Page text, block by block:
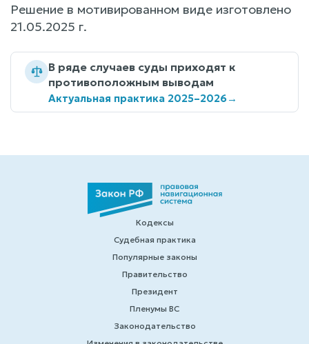
Решение в мотивированном виде изготовлено
21.05.2025 г.
В ряде случаев суды приходят к
противоположным выводам
Актуальная практика 2025–2026→
Кодексы
Судебная практика
Популярные законы
Правительство
Президент
Пленумы ВС
Законодательство